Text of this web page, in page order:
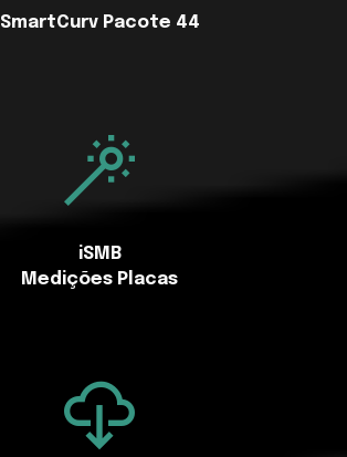
SmartCurv Pacote 44
iSMB
Medições Placas